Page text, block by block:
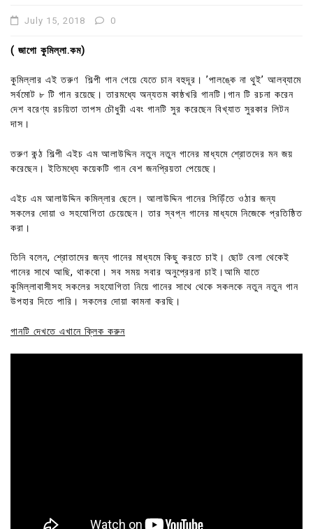
July 15, 2018 0
( জাগো কুমিল্লা.কম)
কুমিল্লার এই তরুণ শিল্পী গান গেয়ে যেতে চান বহুদূর। ’পালঙ্কে না থুই’ আলব্যামে
সর্বমোট ৮ টি গান রয়েছে। তারমধ্যে অন্যতম কাষ্ঠখরি গানটি।গান টি রচনা করেন
দেশ বরেণ্য রচয়িতা তাপস চৌধুরী এবং গানটি সুর করেছেন বিখ্যাত সুরকার লিটন
দাস।
তরুণ কন্ঠ শিল্পী এইচ এম আলাউদ্দিন নতুন নতুন গানের মাধ্যমে শ্রোতদের মন জয়
করেছেন। ইতিমধ্যে কয়েকটি গান বেশ জনপ্রিয়তা পেয়েছে।
এইচ এম আলাউদ্দিন কমিল্লার ছেলে। আলাউদ্দিন গানের সিড়িঁতে ওঠার জন্য
সকলের দোয়া ও সহযোগিতা চেয়েছেন। তার স্বপ্ন গানের মাধ্যমে নিজেকে প্রতিষ্ঠিত
করা।
তিনি বলেন, শ্রোতাদের জন্য গানের মাধ্যমে কিছু করতে চাই। ছোট বেলা থেকেই
গানের সাথে আছি, থাকবো। সব সময় সবার অনুপ্রেরনা চাই।আমি যাতে
কুমিল্লাবাসীসহ সকলের সহযোগিতা নিয়ে গানের সাথে থেকে সকলকে নতুন নতুন গান
উপহার দিতে পারি। সকলের দোয়া কামনা করছি।
গানটি দেখতে এখানে ক্লিক করুন